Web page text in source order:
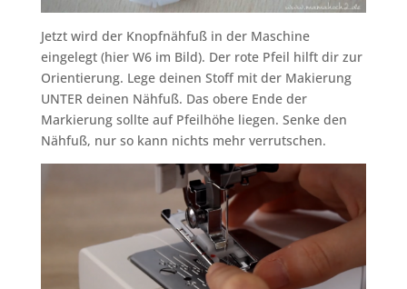
Jetzt wird der Knopfnähfuß in der Maschine
eingelegt (hier W6 im Bild). Der rote Pfeil hilft dir zur
Orientierung. Lege deinen Stoff mit der Makierung
UNTER deinen Nähfuß. Das obere Ende der
Markierung sollte auf Pfeilhöhe liegen. Senke den
Nähfuß, nur so kann nichts mehr verrutschen.